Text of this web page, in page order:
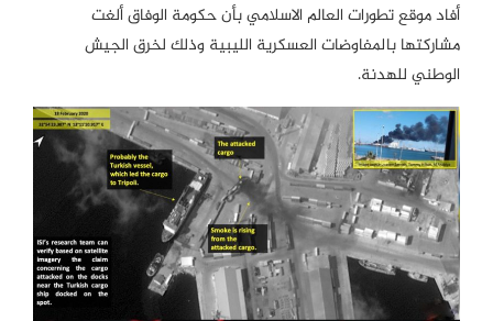
أفاد موقع تطورات العالم الاسلامي بأن حكومة الوفاق ألغت
مشاركتها بالمفاوضات العسكرية الليبية وذلك لخرق الجيش
الوطني للهدنة.